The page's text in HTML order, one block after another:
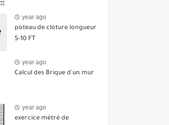
year ago
poteau de cloture longueur
5-10 FT
year ago
Calcul des Brique d'un mur
year ago
exercice métré de